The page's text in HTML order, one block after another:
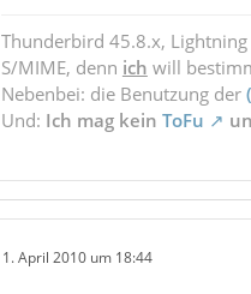
Thunderbird 45.8.x,
S/MIME, denn ich will
Nebenbei: die Benutzung der
Und: Ich mag kein ToFu
1. April 2010 um 18:44